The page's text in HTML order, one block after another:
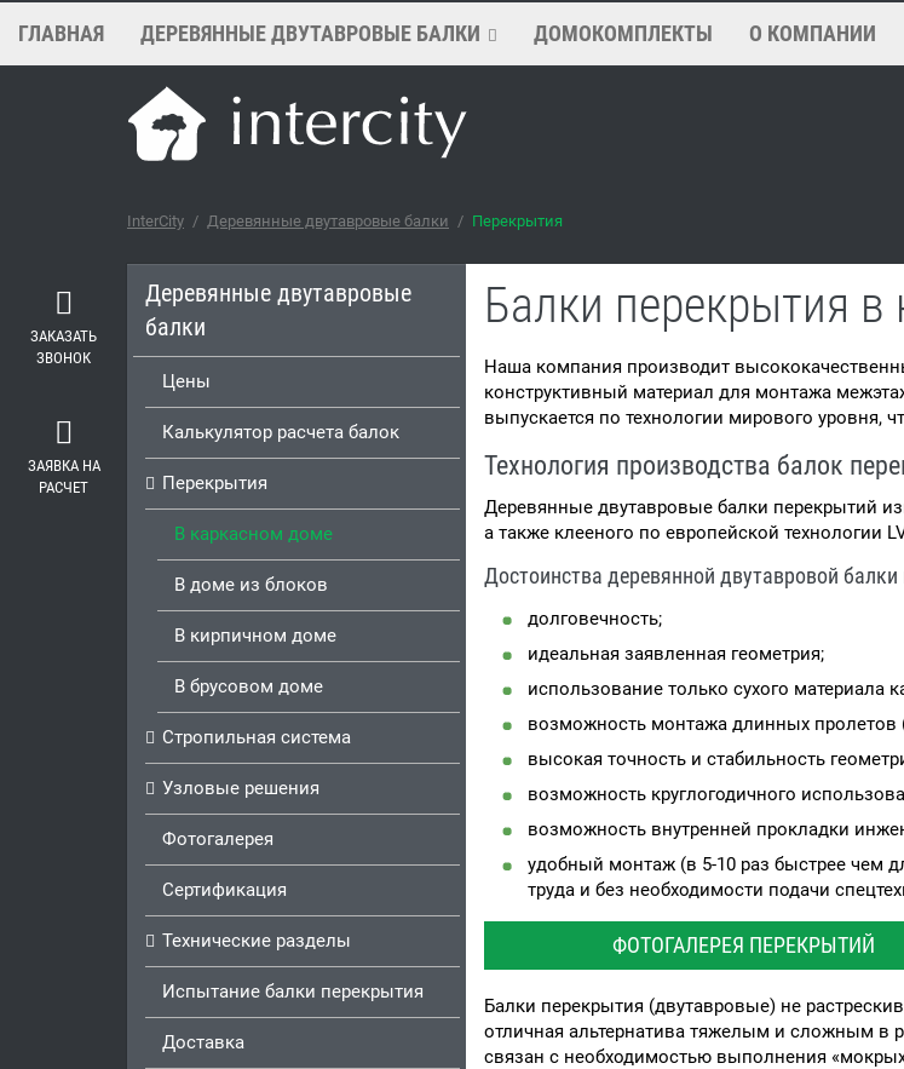
ГЛАВНАЯ ДЕРЕВЯННЫЕ ДВУТАВРОВЫЕ БАЛКИ ДОМОКОМПЛЕКТЫ О КОМПАНИИ
InterCity / Деревянные двутавровые балки / Перекрытия
ЗАКАЗАТЬ
ЗВОНОК
ЗАЯВКА НА
РАСЧЕТ
Балки перекрытия
Наша компания производит
конструктивный материал для монтажа
выпускается по технологии мирового уровня,
Технология производства балок
Деревянные двутавровые балки перекрытий
а также клееного по европейской технологии
Достоинства деревянной двутавровой
долговечность;
идеальная заявленная геометрия;
использование только сухого материала
возможность монтажа длинных пролетов
высокая точность и стабильность
возможность круглогодичного
возможность внутренней прокладки
удобный монтаж (в 5-10 раз быстрее чем
труда и без необходимости подачи
ФОТОГАЛЕРЕЯ ПЕРЕКРЫТИЙ
Балки перекрытия (двутавровые) не
отличная альтернатива тяжелым и сложным в
связан с необходимостью выполнения
Деревянные двутавровые
балки
Цены
Калькулятор расчета балок
Перекрытия
В каркасном доме
В доме из блоков
В кирпичном доме
В брусовом доме
Стропильная система
Узловые решения
Фотогалерея
Сертификация
Технические разделы
Испытание балки перекрытия
Доставка